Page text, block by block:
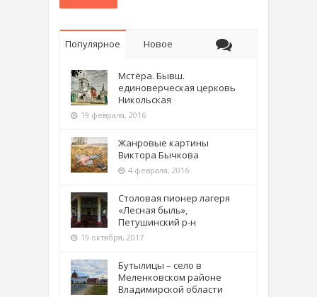
Популярное Новое
Мстёра. Бывш.
единоверческая церковь
Никольская
19 февраля, 2016
Жанровые картины
Виктора Бычкова
4 февраля, 2016
Столовая пионер лагеря
«Лесная быль»,
Петушинский р-н
19 октября, 2017
Бутылицы – село в
Меленковском районе
Владимирской области